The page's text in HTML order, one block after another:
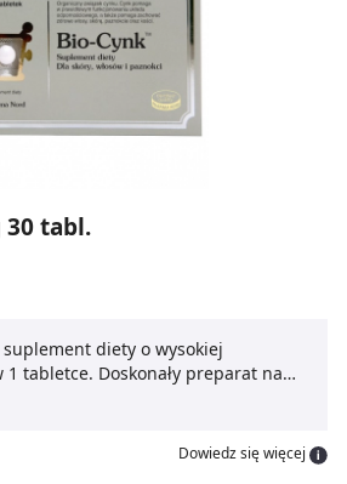
30 tabl.
diety o wysokiej
tabletce. Doskonały preparat na
skóry i paznokci. Cynk posiada
prawidłowe działanie układu
pomaga
Dowiedz się więcej